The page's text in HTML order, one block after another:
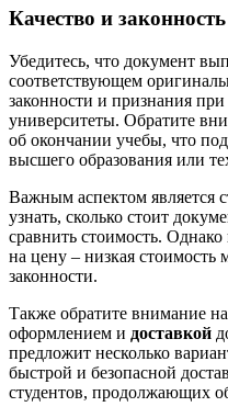
Качество и
Убедитесь, что документ
соответствующем
законности и признания
университеты. Обратите
об окончании учебы, что
высшего образования или
Важным аспектом является
узнать, сколько стоит
сравнить стоимость. Однако
на цену – низкая стоимость
законности.
Также обратите внимание
оформлением и доставкой
предложит несколько
быстрой и безопасной
студентов, продолжающих